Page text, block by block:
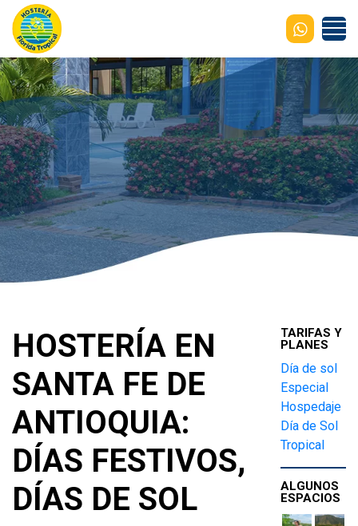
HOSTERÍA EN
SANTA FE DE
ANTIOQUIA:
DÍAS FESTIVOS,
DÍAS DE SOL
TARIFAS Y
PLANES
Día de sol
Especial
Hospedaje
Día de Sol
Tropical
ALGUNOS
ESPACIOS